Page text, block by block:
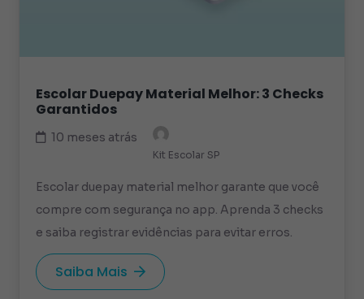
Escolar Duepay Material Melhor: 3 Checks
Garantidos
10 meses atrás
Kit Escolar SP
Escolar duepay material melhor garante que você
compre com segurança no app. Aprenda 3 checks
e saiba registrar evidências para evitar erros.
Saiba Mais